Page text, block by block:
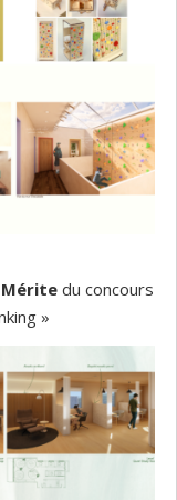
Méritedu concours
»